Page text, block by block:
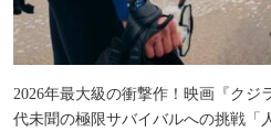
2026年最大級の衝撃作！映画『クジ
代未聞の極限サバイバルへの挑戦「